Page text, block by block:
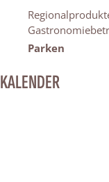
Parken
KALENDER